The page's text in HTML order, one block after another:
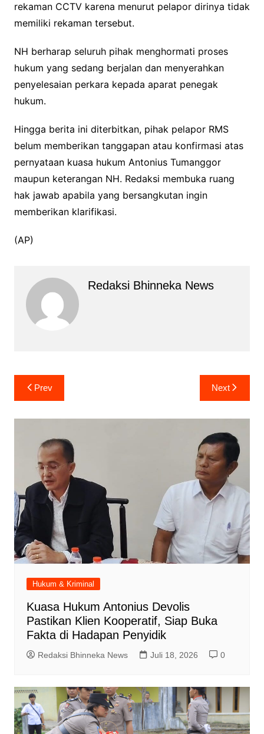
rekaman CCTV karena menurut pelapor dirinya tidak
memiliki rekaman tersebut.
NH berharap seluruh pihak menghormati proses
hukum yang sedang berjalan dan menyerahkan
penyelesaian perkara kepada aparat penegak
hukum.
Hingga berita ini diterbitkan, pihak pelapor RMS
belum memberikan tanggapan atau konfirmasi atas
pernyataan kuasa hukum Antonius Tumanggor
maupun keterangan NH. Redaksi membuka ruang
hak jawab apabila yang bersangkutan ingin
memberikan klarifikasi.
(AP)
Redaksi Bhinneka News
Navigasi
pos
Prev Next
Hukum & Kriminal
Kuasa Hukum Antonius Devolis
Pastikan Klien Kooperatif, Siap Buka
Fakta di Hadapan Penyidik
Redaksi Bhinneka News Juli 18, 2026 0